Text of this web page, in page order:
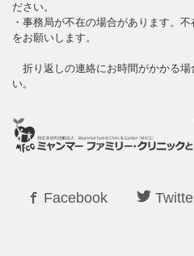
ださい。
・事務局が不在の場合があります。
をお願いします。
折り返しの連絡にお時間がかかる場
い。
Facebook